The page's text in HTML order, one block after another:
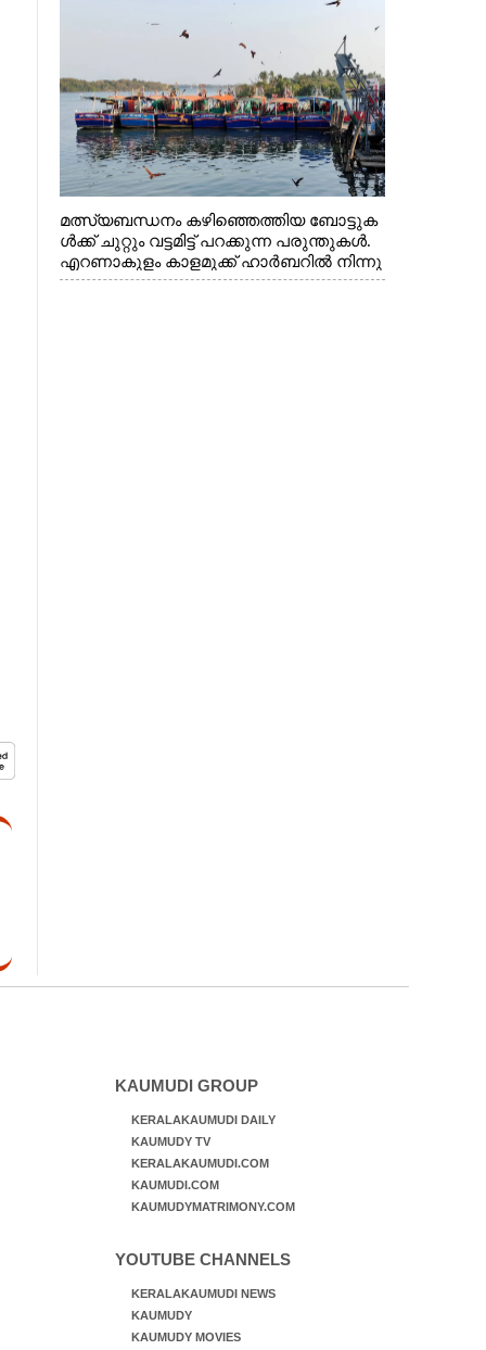
മത്സ്യബന്ധനം കഴിഞ്ഞെത്തിയ ബോട്ടുക
ൾക്ക് ചുറ്റും വട്ടമിട്ട് പറക്കുന്ന പരുന്തുകൾ.
എറണാകുളം കാളമുക്ക് ഹാർബറിൽ നിന്നു
ള്ള കാഴ്ച
KAUMUDI GROUP
KERALAKAUMUDI DAILY
KAUMUDY TV
KERALAKAUMUDI.COM
KAUMUDI.COM
KAUMUDYMATRIMONY.COM
YOUTUBE CHANNELS
KERALAKAUMUDI NEWS
KAUMUDY
KAUMUDY MOVIES